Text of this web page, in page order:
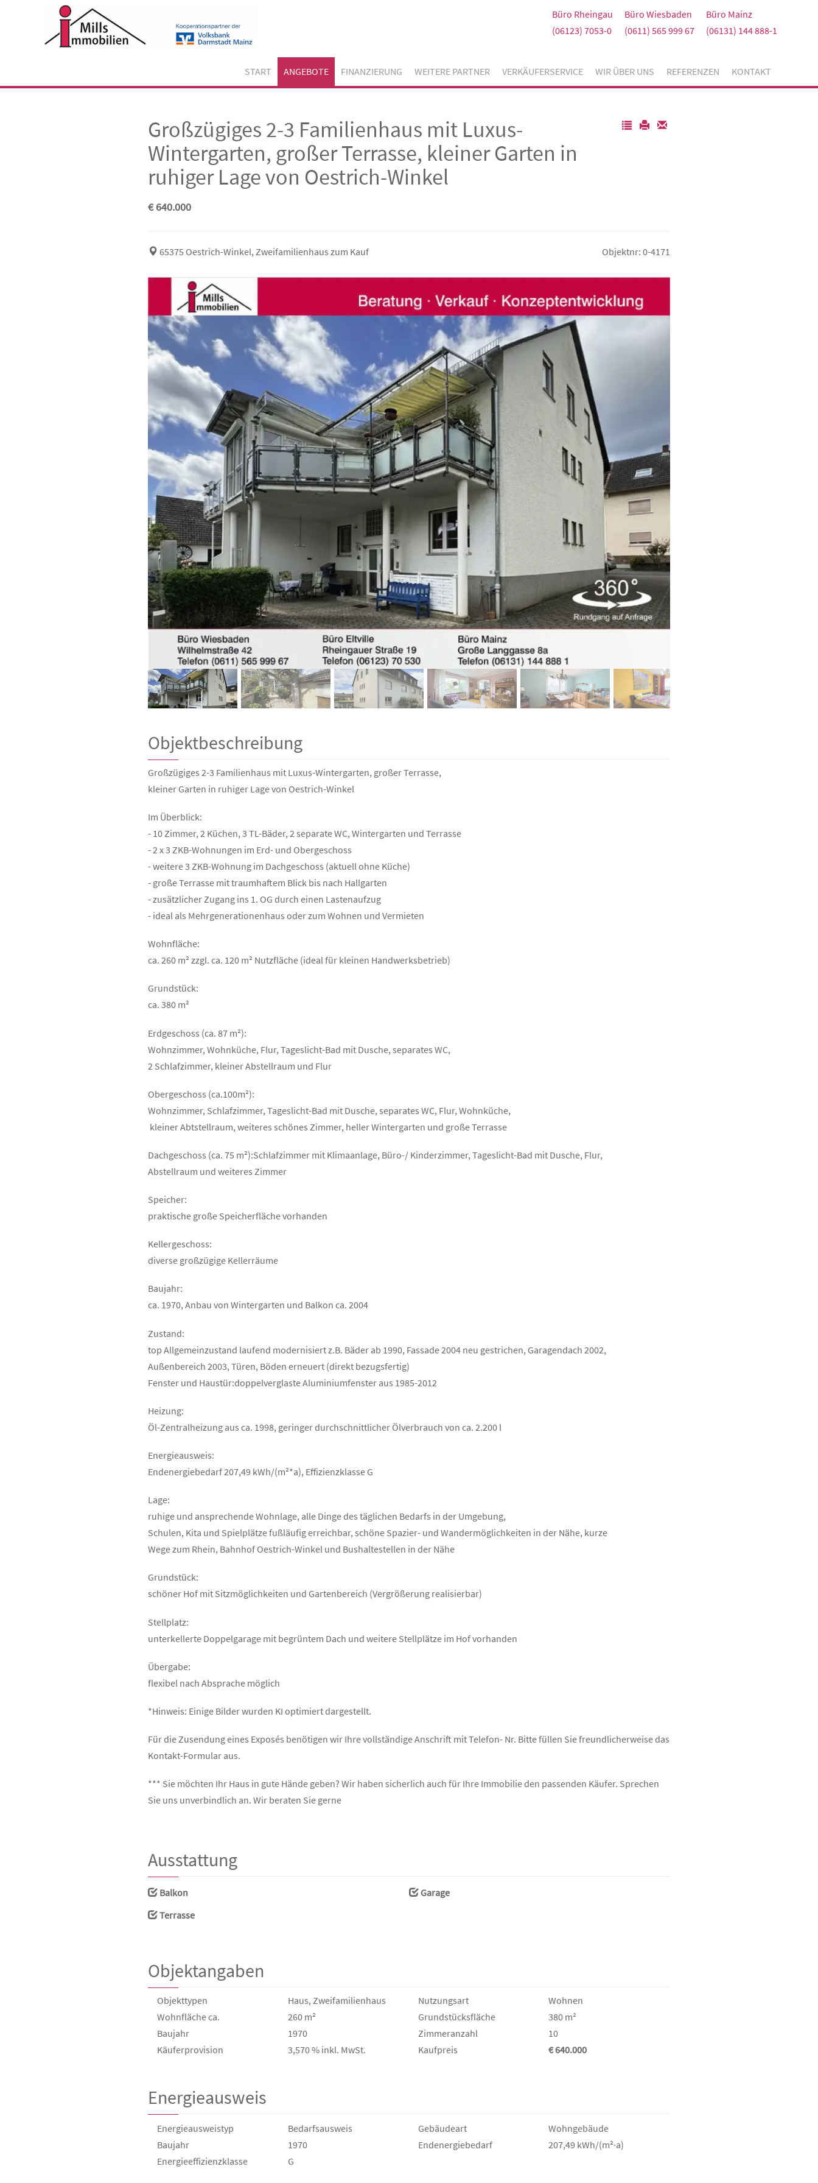
Büro Rheingau
(06123) 7053-0
Büro Wiesbaden
(0611) 565 999 67
Büro Mainz
(06131) 144 888-1
START ANGEBOTE FINANZIERUNG WEITERE PARTNER VERKÄUFERSERVICE WIR ÜBER UNS REFERENZEN KONTAKT
Großzügiges 2-3 Familienhaus mit Luxus-
Wintergarten, großer Terrasse, kleiner Garten in
ruhiger Lage von Oestrich-Winkel
€ 640.000
65375 Oestrich-Winkel, Zweifamilienhaus zum Kauf Objektnr: 0-4171
Objektbeschreibung
Großzügiges 2-3 Familienhaus mit Luxus-Wintergarten, großer Terrasse,
kleiner Garten in ruhiger Lage von Oestrich-Winkel
Im Überblick:
- 10 Zimmer, 2 Küchen, 3 TL-Bäder, 2 separate WC, Wintergarten und Terrasse
- 2 x 3 ZKB-Wohnungen im Erd- und Obergeschoss
- weitere 3 ZKB-Wohnung im Dachgeschoss (aktuell ohne Küche)
- große Terrasse mit traumhaftem Blick bis nach Hallgarten
- zusätzlicher Zugang ins 1. OG durch einen Lastenaufzug
- ideal als Mehrgenerationenhaus oder zum Wohnen und Vermieten
Wohnfläche:
ca. 260 m² zzgl. ca. 120 m² Nutzfläche (ideal für kleinen Handwerksbetrieb)
Grundstück:
ca. 380 m²
Erdgeschoss (ca. 87 m²):
Wohnzimmer, Wohnküche, Flur, Tageslicht-Bad mit Dusche, separates WC,
2 Schlafzimmer, kleiner Abstellraum und Flur
Obergeschoss (ca.100m²):
Wohnzimmer, Schlafzimmer, Tageslicht-Bad mit Dusche, separates WC, Flur, Wohnküche,
kleiner Abtstellraum, weiteres schönes Zimmer, heller Wintergarten und große Terrasse
Dachgeschoss (ca. 75 m²):Schlafzimmer mit Klimaanlage, Büro-/ Kinderzimmer, Tageslicht-Bad mit Dusche, Flur,
Abstellraum und weiteres Zimmer
Speicher:
praktische große Speicherfläche vorhanden
Kellergeschoss:
diverse großzügige Kellerräume
Baujahr:
ca. 1970, Anbau von Wintergarten und Balkon ca. 2004
Zustand:
top Allgemeinzustand laufend modernisiert z.B. Bäder ab 1990, Fassade 2004 neu gestrichen, Garagendach 2002,
Außenbereich 2003, Türen, Böden erneuert (direkt bezugsfertig)
Fenster und Haustür:doppelverglaste Aluminiumfenster aus 1985-2012
Heizung:
Öl-Zentralheizung aus ca. 1998, geringer durchschnittlicher Ölverbrauch von ca. 2.200 l
Energieausweis:
Endenergiebedarf 207,49 kWh/(m²*a), Effizienzklasse G
Lage:
ruhige und ansprechende Wohnlage, alle Dinge des täglichen Bedarfs in der Umgebung,
Schulen, Kita und Spielplätze fußläufig erreichbar, schöne Spazier- und Wandermöglichkeiten in der Nähe, kurze
Wege zum Rhein, Bahnhof Oestrich-Winkel und Bushaltestellen in der Nähe
Grundstück:
schöner Hof mit Sitzmöglichkeiten und Gartenbereich (Vergrößerung realisierbar)
Stellplatz:
unterkellerte Doppelgarage mit begrüntem Dach und weitere Stellplätze im Hof vorhanden
Übergabe:
flexibel nach Absprache möglich
*Hinweis: Einige Bilder wurden KI optimiert dargestellt.
Für die Zusendung eines Exposés benötigen wir Ihre vollständige Anschrift mit Telefon- Nr. Bitte füllen Sie freundlicherweise das
Kontakt-Formular aus.
*** Sie möchten Ihr Haus in gute Hände geben? Wir haben sicherlich auch für Ihre Immobilie den passenden Käufer. Sprechen
Sie uns unverbindlich an. Wir beraten Sie gerne
Ausstattung
Balkon
Garage
Terrasse
Objektangaben
Objekttypen Haus, Zweifamilienhaus Nutzungsart
Wohnen
Wohnfläche ca.
260 m² Grund­stücks­fläche
380 m²
Baujahr
1970 Zimmeranzahl
10
Käufer­provision
3,570 % inkl. MwSt. Kaufpreis € 640.000
Energieausweis
Energieausweistyp Bedarfs­ausweis Gebäudeart
Wohngebäude
Baujahr
1970 Endenergie­bedarf
207,49 kWh/(m²·a)
Energie­effizienz­klasse
G